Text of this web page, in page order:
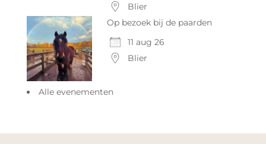
Blier
Op bezoek bij de paarden
11 aug 26
Blier
Alle evenementen